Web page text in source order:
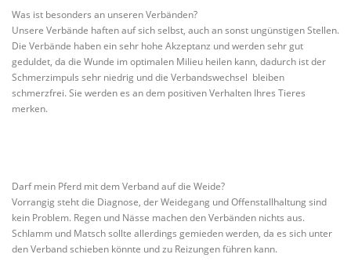
Was ist besonders an unseren Verbänden?
Unsere Verbände haften auf sich selbst, auch an sonst ungünstigen Stellen.
Die Verbände haben ein sehr hohe Akzeptanz und werden sehr gut
geduldet, da die Wunde im optimalen Milieu heilen kann, dadurch ist der
Schmerzimpuls sehr niedrig und die Verbandswechsel bleiben
schmerzfrei. Sie werden es an dem positiven Verhalten Ihres Tieres
merken.
Darf mein Pferd mit dem Verband auf die Weide?
Vorrangig steht die Diagnose, der Weidegang und Offenstallhaltung sind
kein Problem. Regen und Nässe machen den Verbänden nichts aus.
Schlamm und Matsch sollte allerdings gemieden werden, da es sich unter
den Verband schieben könnte und zu Reizungen führen kann.